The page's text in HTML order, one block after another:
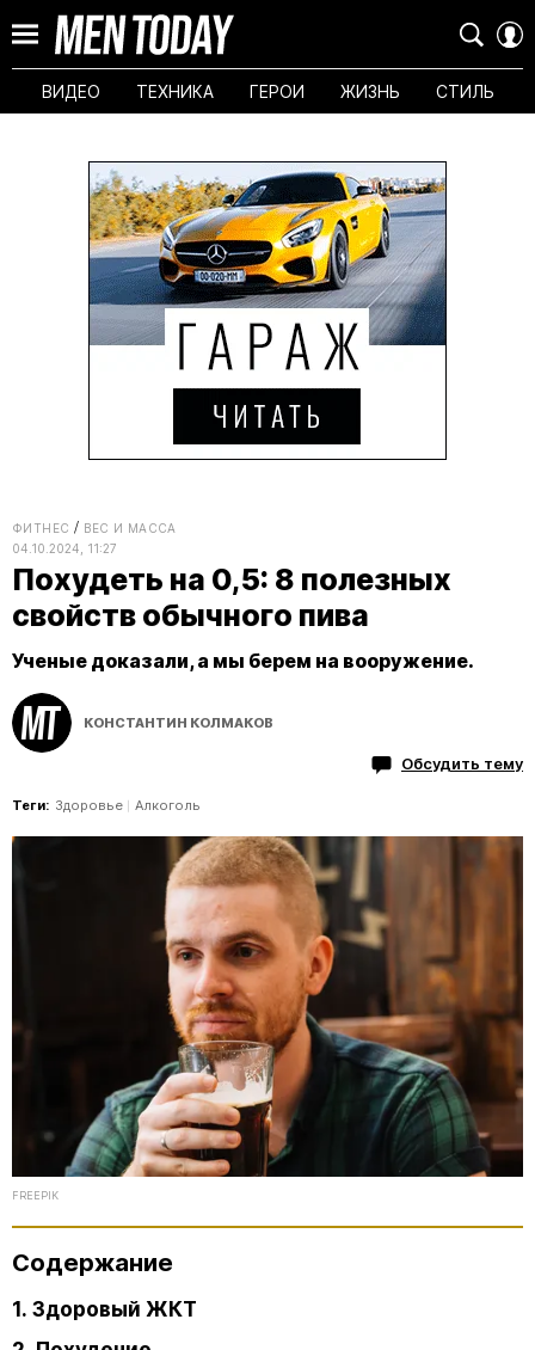
ВИДЕО ТЕХНИКА ГЕРОИ ЖИЗНЬ СТИЛЬ
ФИТНЕС
ВЕС И МАССА
04.10.2024, 11:27
Похудеть на 0,5: 8 полезных
свойств обычного пива
Ученые доказали, а мы берем на вооружение.
КОНСТАНТИН КОЛМАКОВ
Обсудить тему
Теги: Здоровье Алкоголь
FREEPIK
Содержание
1. Здоровый ЖКТ